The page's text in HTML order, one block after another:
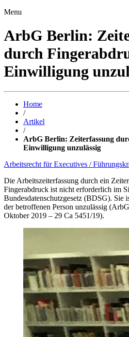
Menu
ArbG Berlin:
durch
Einwilligung
Home
/
Artikel
/
ArbG Berlin: Zeiterfassung
Einwilligung unzulässig
Arbeitsrecht für Executives /
Die Arbeitszeiterfassung durch ein
Fingerabdruck ist nicht erforderlich im
Bundesdatenschutzgesetz (BDSG).
der betroffenen Person unzulässig
Oktober 2019 – 29 Ca 5451/19).